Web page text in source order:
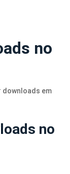
no
downloads em
no